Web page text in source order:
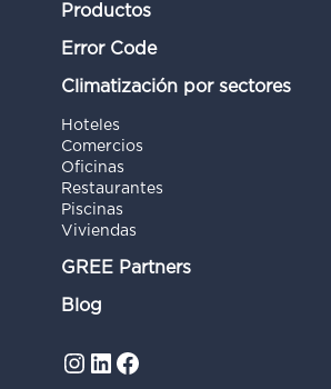
Productos
Error Code
Climatización por sectores
Hoteles
Comercios
Oficinas
Restaurantes
Piscinas
Viviendas
GREE Partners
Blog
Instagram
LinkedIn
Facebook